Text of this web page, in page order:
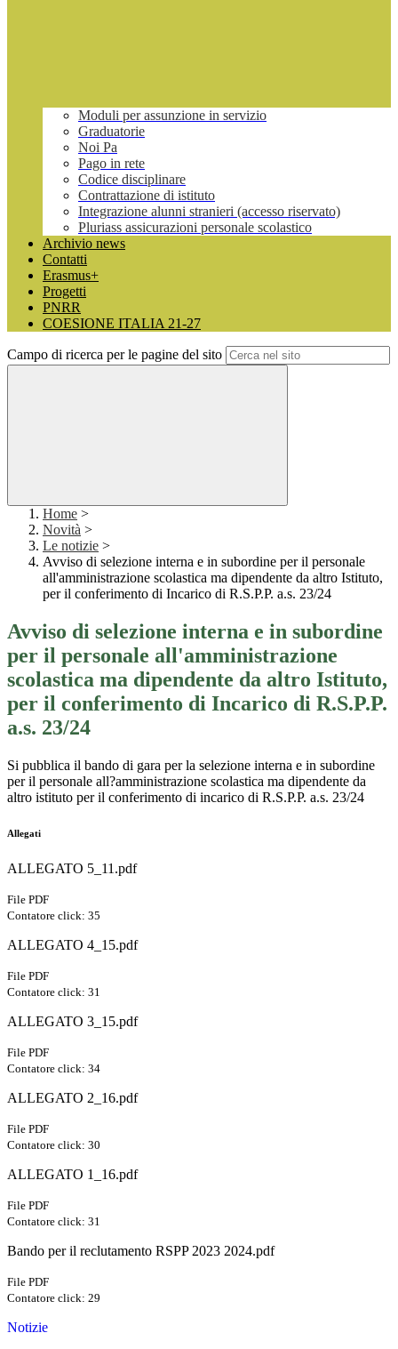
Moduli per assunzione in servizio
Graduatorie
Noi Pa
Pago in rete
Codice disciplinare
Contrattazione di istituto
Integrazione alunni stranieri (accesso riservato)
Pluriass assicurazioni personale scolastico
Archivio news
Contatti
Erasmus+
Progetti
PNRR
COESIONE ITALIA 21-27
Campo di ricerca per le pagine del sito
Home >
Novità >
Le notizie >
Avviso di selezione interna e in subordine per il personale
all'amministrazione scolastica ma dipendente da altro Istituto,
per il conferimento di Incarico di R.S.P.P. a.s. 23/24
Avviso di selezione interna e in subordine
per il personale all'amministrazione
scolastica ma dipendente da altro Istituto,
per il conferimento di Incarico di R.S.P.P.
a.s. 23/24
Si pubblica il bando di gara per la selezione interna e in subordine
per il personale all?amministrazione scolastica ma dipendente da
altro istituto per il conferimento di incarico di R.S.P.P. a.s. 23/24
Allegati
ALLEGATO 5_11.pdf
File PDF
Contatore click: 35
ALLEGATO 4_15.pdf
File PDF
Contatore click: 31
ALLEGATO 3_15.pdf
File PDF
Contatore click: 34
ALLEGATO 2_16.pdf
File PDF
Contatore click: 30
ALLEGATO 1_16.pdf
File PDF
Contatore click: 31
Bando per il reclutamento RSPP 2023 2024.pdf
File PDF
Contatore click: 29
Notizie